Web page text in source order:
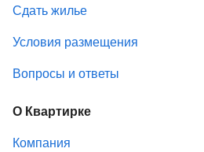
Сдать жилье
Условия размещения
Вопросы и ответы
О Квартирке
Компания